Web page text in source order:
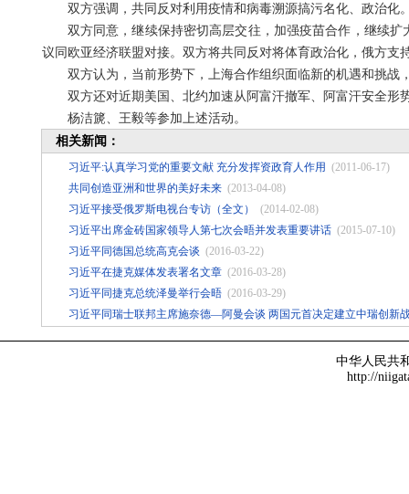
双方强调，共同反对利用疫情和病毒溯源搞污名化、政治化
双方同意，继续保持密切高层交往，加强疫苗合作，继续扩
议同欧亚经济联盟对接。双方将共同反对将体育政治化，俄方支
双方认为，当前形势下，上海合作组织面临新的机遇和挑战
双方还对近期美国、北约加速从阿富汗撤军、阿富汗安全形
杨洁篪、王毅等参加上述活动。
相关新闻：
习近平:认真学习党的重要文献 充分发挥资政育人作用 (2011-06-17)
共同创造亚洲和世界的美好未来 (2013-04-08)
习近平接受俄罗斯电视台专访（全文）
(2014-02-08)
习近平出席金砖国家领导人第七次会晤并发表重要讲话 (2015-07-10)
习近平同德国总统高克会谈 (2016-03-22)
习近平在捷克媒体发表署名文章 (2016-03-28)
习近平同捷克总统泽曼举行会晤 (2016-03-29)
习近平同瑞士联邦主席施奈德—阿曼会谈 两国元首决定建立中瑞创新
中华人民共
http://